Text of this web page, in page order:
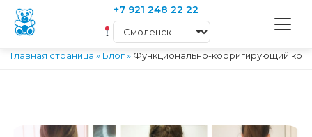
+7 921 248 22 22
Главная страница » Блог» Функционально-корригирующий